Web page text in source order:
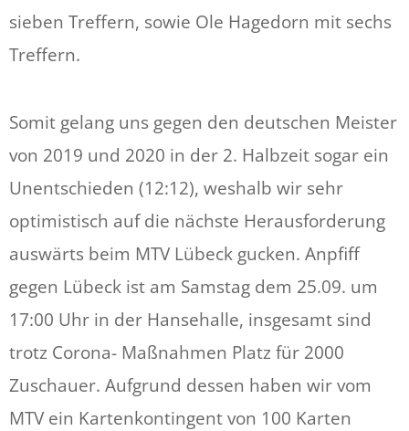
sieben Treffern, sowie Ole Hagedorn mit sechs
Treffern.
Somit gelang uns gegen den deutschen Meister
von 2019 und 2020 in der 2. Halbzeit sogar ein
Unentschieden (12:12), weshalb wir sehr
optimistisch auf die nächste Herausforderung
auswärts beim MTV Lübeck gucken. Anpfiff
gegen Lübeck ist am Samstag dem 25.09. um
17:00 Uhr in der Hansehalle, insgesamt sind
trotz Corona- Maßnahmen Platz für 2000
Zuschauer. Aufgrund dessen haben wir vom
MTV ein Kartenkontingent von 100 Karten